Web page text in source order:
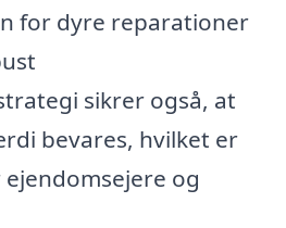
for dyre reparationer
sikrer også, at
bevares, hvilket er
og